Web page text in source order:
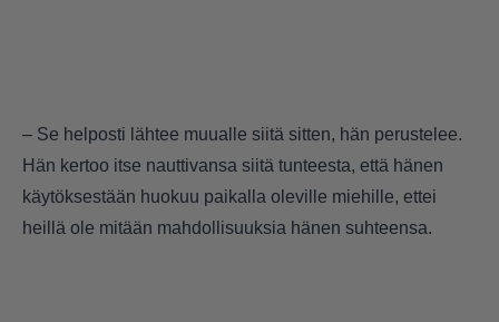
– Se helposti lähtee muualle siitä sitten, hän perustelee.
Hän kertoo itse nauttivansa siitä tunteesta, että hänen
käytöksestään huokuu paikalla oleville miehille, ettei
heillä ole mitään mahdollisuuksia hänen suhteensa.